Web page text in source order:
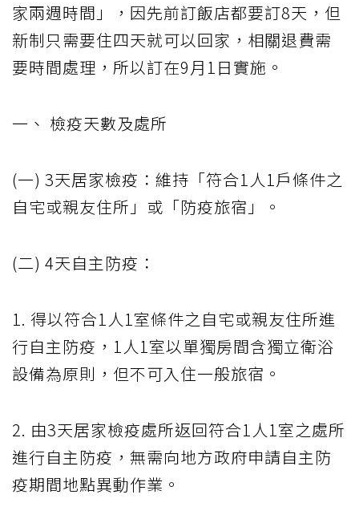
家兩週時間」，因先前訂飯店都要訂8天，但
新制只需要住四天就可以回家，相關退費需
要時間處理，所以訂在9月1日實施。
一、 檢疫天數及處所
(一) 3天居家檢疫：維持「符合1人1戶條件之
自宅或親友住所」或「防疫旅宿」。
(二) 4天自主防疫：
1. 得以符合1人1室條件之自宅或親友住所進
行自主防疫，1人1室以單獨房間含獨立衛浴
設備為原則，但不可入住一般旅宿。
2. 由3天居家檢疫處所返回符合1人1室之處所
進行自主防疫，無需向地方政府申請自主防
疫期間地點異動作業。